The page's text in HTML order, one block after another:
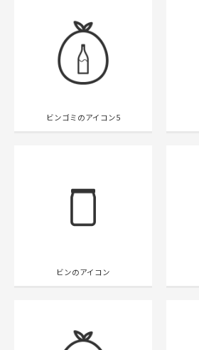
ビンゴミのアイコン5
ビンのアイコン